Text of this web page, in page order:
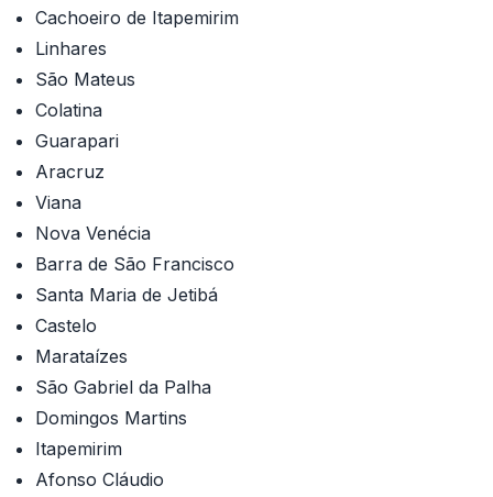
Cachoeiro de Itapemirim
Linhares
São Mateus
Colatina
Guarapari
Aracruz
Viana
Nova Venécia
Barra de São Francisco
Santa Maria de Jetibá
Castelo
Marataízes
São Gabriel da Palha
Domingos Martins
Itapemirim
Afonso Cláudio